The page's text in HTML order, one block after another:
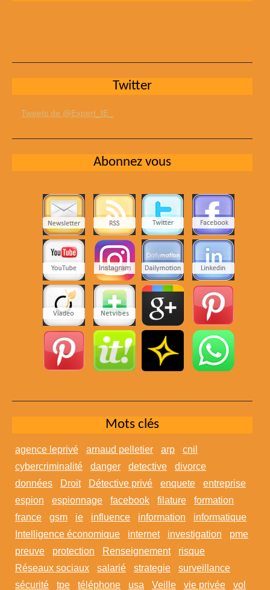
Twitter
Tweets de @Expert_IE_
Abonnez vous
Mots clés
agence leprivé arnaud pelletier arp
cnil
cybercriminalité
danger detective
divorce
données
Droit Détective privé enquete
entreprise
espion
espionnage facebook filature
formation
france
gsm ie influence information
informatique
Intelligence économique
internet investigation
pme
preuve
protection Renseignement
risque
Réseaux sociaux
salarié strategie
surveillance
sécurité
tpe téléphone usa Veille vie privée vol